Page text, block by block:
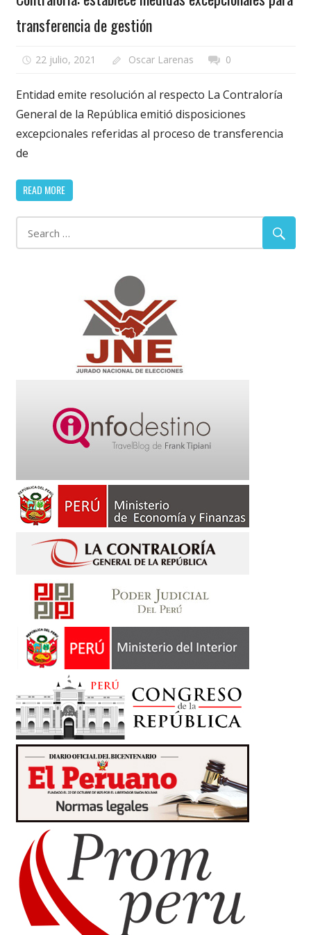
transferencia de gestión
22 julio, 2021 Oscar Larenas 0
Entidad emite resolución al respecto La Contraloría
General de la República emitió disposiciones
excepcionales referidas al proceso de transferencia
de
READ MORE